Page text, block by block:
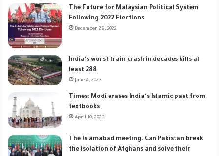
The Future for Malaysian Political System
Following 2022 Elections
December 29, 2022
India's worst train crash in decades kills at
least 288
June 4, 2023
Times: Modi erases India's Islamic past from
textbooks
April 10, 2023
The Islamabad meeting. Can Pakistan break
the isolation of Afghans and solve their